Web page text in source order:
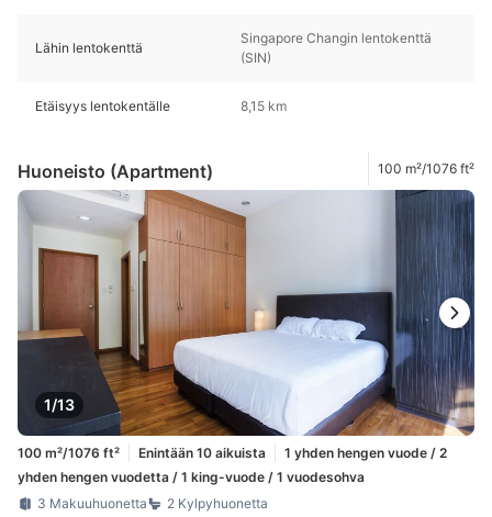
Lähin lentokenttä
Singapore Changin lentokenttä
(SIN)
Etäisyys lentokentälle 8,15 km
Huoneisto (Apartment) 100 m²/1076 ft²
1/13
100 m²/1076 ft² Enintään 10 aikuista
1 yhden hengen vuode / 2
yhden hengen vuodetta / 1 king-vuode / 1 vuodesohva
3 Makuuhuonetta
2 Kylpyhuonetta